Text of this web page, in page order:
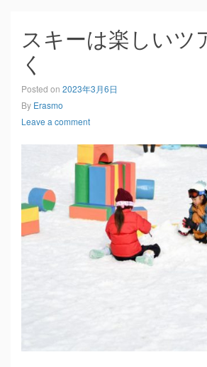
スキーは楽しいツ
く
Posted on 2023年3月6日
By Erasmo
Leave a comment